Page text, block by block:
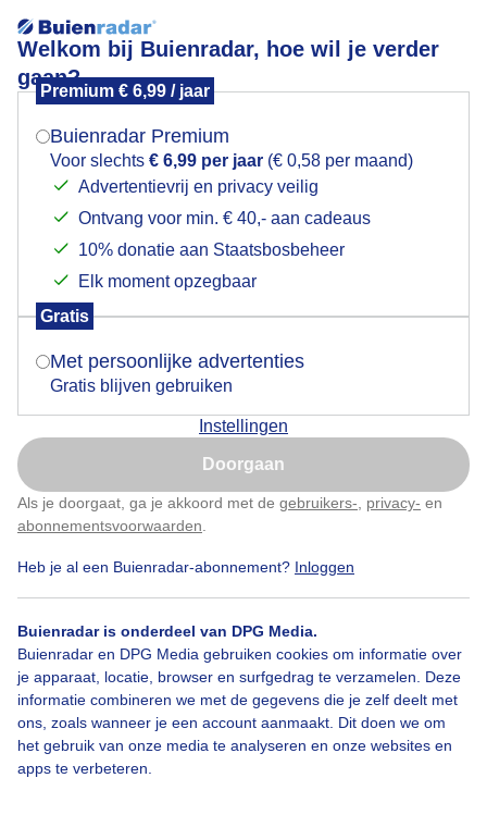
Welkom bij Buienradar, hoe wil je verder
gaan?
Premium € 6,99 / jaar
Buienradar Premium
Voor slechts € 6,99 per jaar (€ 0,58 per maand)
Advertentievrij en privacy veilig
Ontvang voor min. € 40,- aan cadeaus
10% donatie aan Staatsbosbeheer
Elk moment opzegbaar
Gratis
Met persoonlijke advertenties
Gratis blijven gebruiken
Instellingen
Doorgaan
Als je doorgaat, ga je akkoord met de gebruikers- privacy- en
abonnementsvoorwaarden
Heb je al een Buienradar-abonnement? Inloggen
Buienradar is onderdeel van DPG Media.
Buienradar en DPG Media gebruiken cookies om informatie over
je apparaat, locatie, browser en surfgedrag te verzamelen. Deze
informatie combineren we met de gegevens die je zelf deelt met
ons, zoals wanneer je een account aanmaakt. Dit doen we om
het gebruik van onze media te analyseren en onze websites en
apps te verbeteren.
REGEN WIND EN KOUD
Door: Els Bax Gemaakt: 15-05-2026, 86x bekeken
Bekijk slideshow
Een moment geduld aub...
Mogen we je locatie gebruiken voor het
Indien je hier nog geen akkoord op hebt gegeven,
verschijnt er zo een pop-up uit je browser waarin
Is goed, toon de popup
Nu niet, misschien later
Klik hierom dit aan te passen